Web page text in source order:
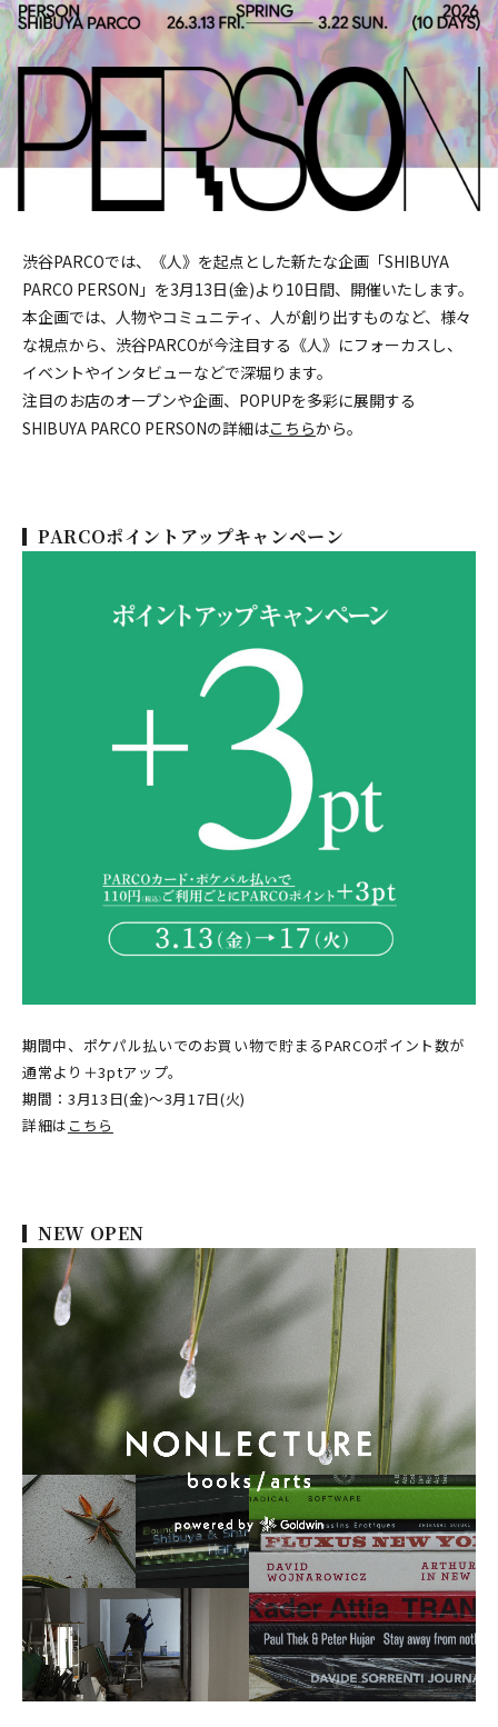
渋谷PARCOでは、《人》を起点とした新たな企画「SHIBUYA
PARCO PERSON」を3月13日(金)より10日間、開催いたします。
本企画では、人物やコミュニティ、人が創り出すものなど、様々
な視点から、渋谷PARCOが今注目する《人》にフォーカスし、
イベントやインタビューなどで深堀ります。
注目のお店のオープンや企画、POPUPを多彩に展開する
SHIBUYA PARCO PERSONの詳細はこちらから。
PARCOポイントアップキャンペーン
期間中、ポケパル払いでのお買い物で貯まるPARCOポイント数が
通常より＋3ptアップ。
期間：3月13日(金)～3月17日(火)
詳細は こちら
NEW OPEN